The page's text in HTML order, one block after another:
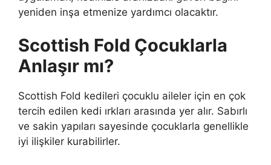
yeniden inşa etmenize yardımcı olacaktır.
Scottish Fold Çocuklarla
Anlaşır mı?
Scottish Fold kedileri çocuklu aileler için en çok
tercih edilen kedi ırkları arasında yer alır. Sabırlı
ve sakin yapıları sayesinde çocuklarla genellikle
iyi ilişkiler kurabilirler.